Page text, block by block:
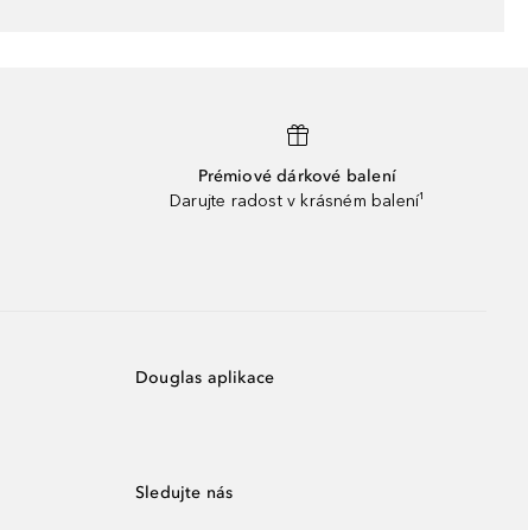
Prémiové dárkové balení
Darujte radost v krásném balení¹
Douglas aplikace
Sledujte nás